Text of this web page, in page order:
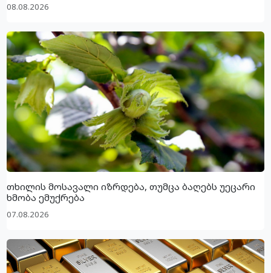
08.08.2026
თხილის მოსავალი იზრდება, თუმცა ბაღებს უეცარი
ხმობა ემუქრება
07.08.2026